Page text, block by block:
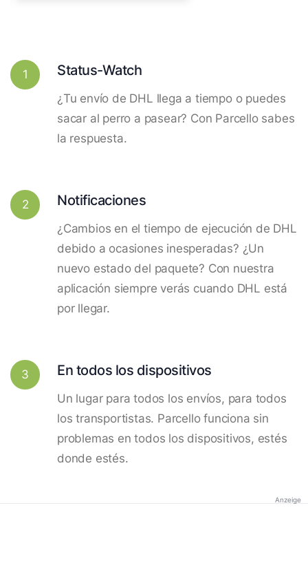
1 Status-Watch
¿Tu envío de DHL llega a tiempo o puedes
sacar al perro a pasear? Con Parcello sabes
la respuesta.
2 Notificaciones
¿Cambios en el tiempo de ejecución de DHL
debido a ocasiones inesperadas? ¿Un
nuevo estado del paquete? Con nuestra
aplicación siempre verás cuando DHL está
por llegar.
3 En todos los dispositivos
Un lugar para todos los envíos, para todos
los transportistas. Parcello funciona sin
problemas en todos los dispositivos, estés
donde estés.
Anzeige